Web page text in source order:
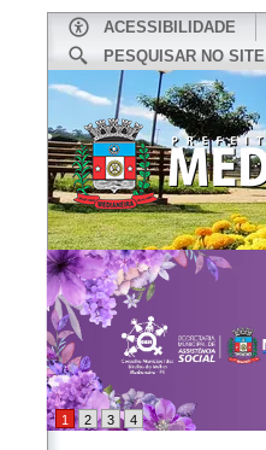
ACESSIBILIDADE
PESQUISAR NO SITE
1 2 3 4